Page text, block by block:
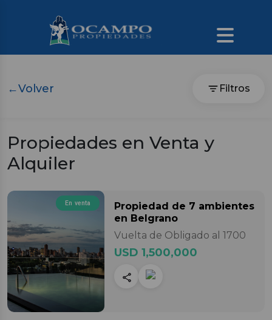
←Volver Filtros
Propiedades en Venta y
Alquiler
En venta Propiedad de 7 ambientes
en Belgrano
Vuelta de Obligado al 1700
USD 1,500,000